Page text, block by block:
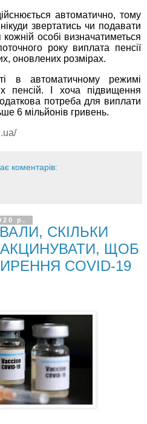
автоматично, тому
звертатись чи подавати
особі визначатиметься
року виплата пенсії
оновлених розмірах.
в автоматичному режимі
пенсій. І хоча підвищення
потреба для виплати
6 мільйонів гривень.
коментарів:
р.
СКІЛЬКИ
ЩОБ
COVID-19